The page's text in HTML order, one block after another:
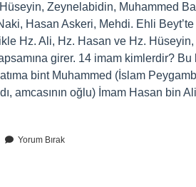
Zeynelabidin, Muhammed
Hasan Askeri, Mehdi. Ehli
Hz. Ali, Hz. Hasan ve Hz. Hüseyin,
girer. 14 imam kimlerdir?
bint Muhammed (İslam
amcasının oğlu) İmam Hasan bin
Yorum Bırak